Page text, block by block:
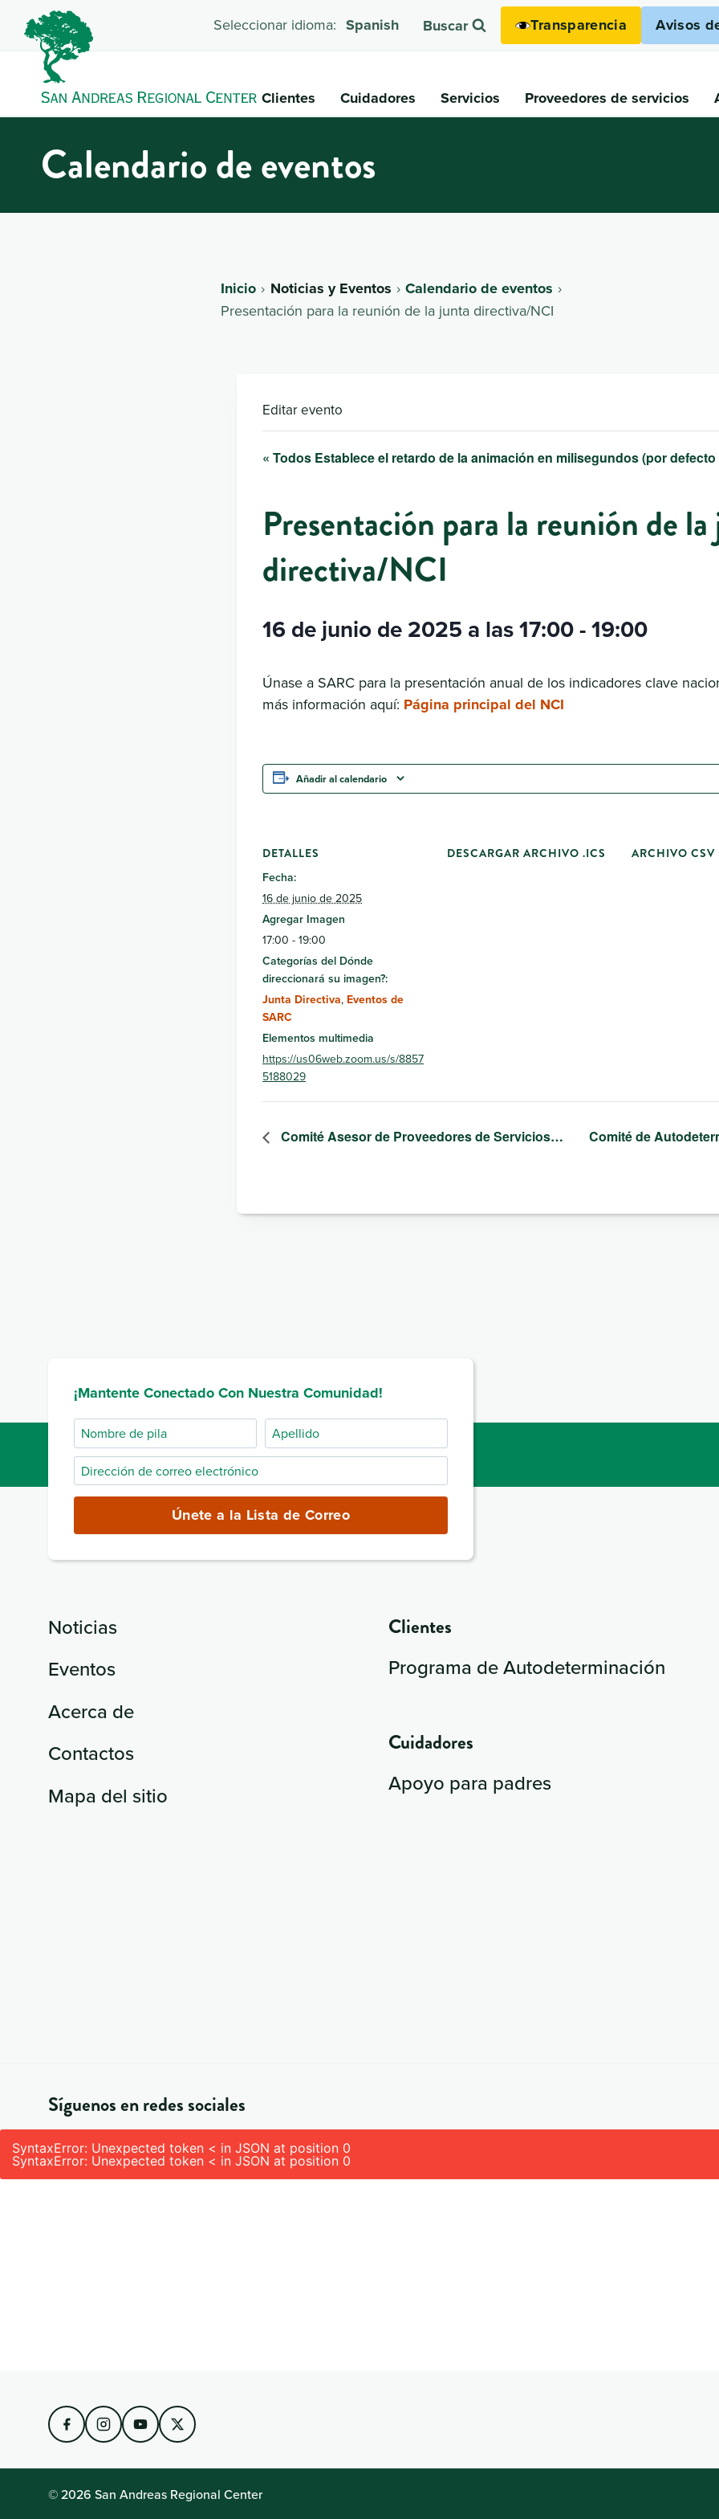
Seleccionar idioma: Spanish Buscar Transparencia Avisos
Clientes Cuidadores Servicios Proveedores de servicios
Calendario de eventos
Inicio Noticias y Eventos Calendario de eventos
Presentación para la reunión de la junta directiva/NCI
Editar evento
« Todos Establece el retardo de la animación en milisegundos (por defecto
Presentación para la reunión de
directiva/NCI
16 de junio de 2025 a las 17:00-19:00
Únase a SARC para la presentación anual de los indicadores clave
más información aquí: Página principal del NCI
Añadir al calendario
DETALLES
Fecha:
16 de junio de 2025
Agregar Imagen
17:00 - 19:00
Categorías del Dónde
direccionará su imagen?:
Junta Directiva, Eventos de
SARC
Elementos multimedia
https://us06web.zoom.us/s/8857
5188029
DESCARGAR ARCHIVO .ICS ARCHIVO CSV
Comité Asesor de Proveedores de Servicios… Comité de
¡Mantente Conectado Con Nuestra Comunidad!
Nombre
de
pila
Apellido
Dirección
de
electrónico
Únete a la Lista de Correo
Noticias
Eventos
Acerca de
Contactos
Mapa del sitio
Clientes
Programa de Autodeterminación
Cuidadores
Apoyo para padres
Síguenos en redes sociales
SyntaxError: Unexpected token < in JSON at position 0
SyntaxError: Unexpected token < in JSON at position 0
© 2026 San Andreas Regional Center